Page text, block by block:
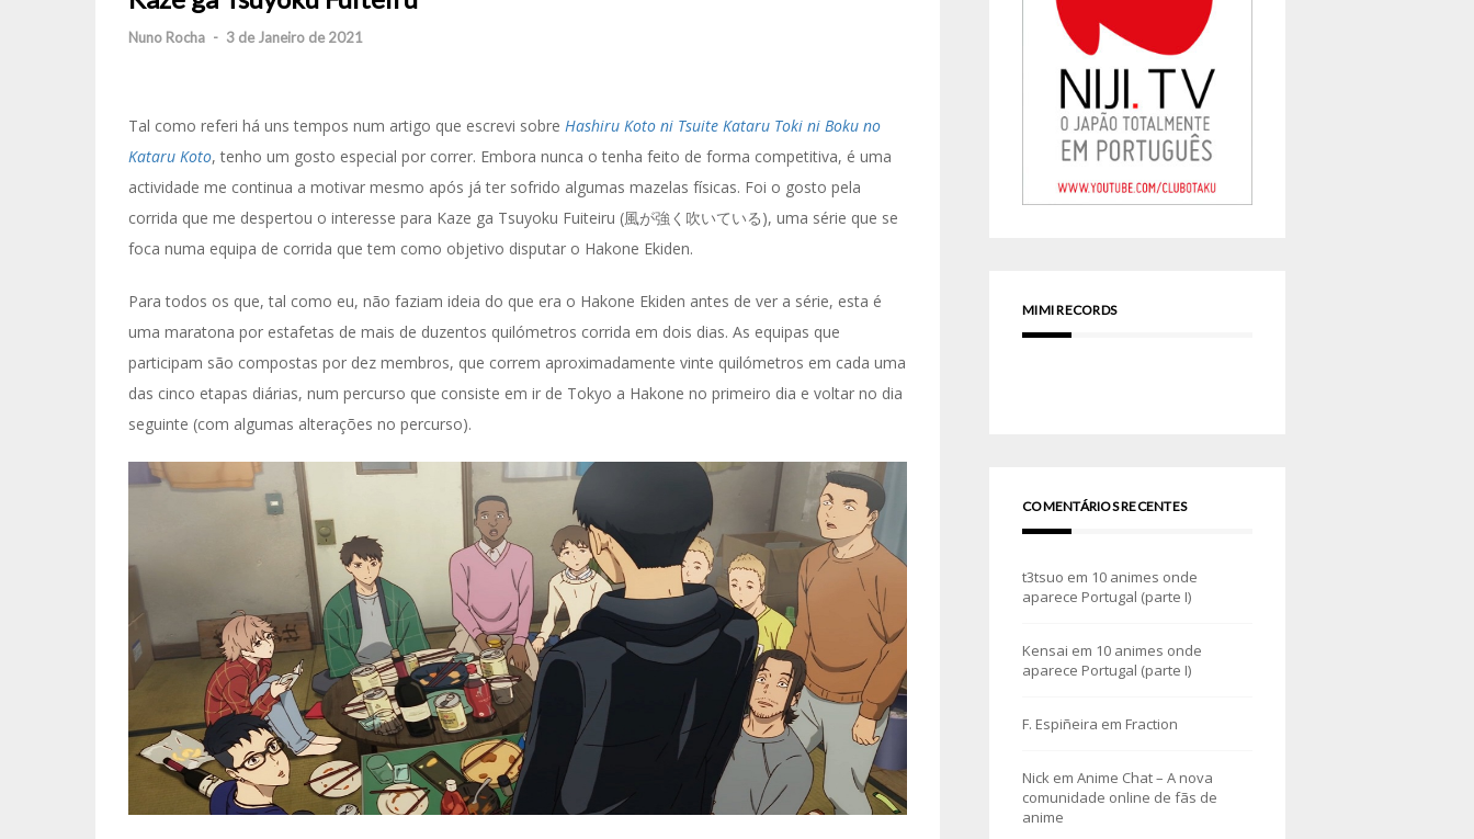
Nuno Rocha - 3 de Janeiro de 2021
Tal como referi há uns tempos num artigo que escrevi sobre Hashiru Koto ni Tsuite Kataru Toki ni Boku no
Kataru Koto, tenho um gosto especial por correr. Embora nunca o tenha feito de forma competitiva, é uma
actividade me continua a motivar mesmo após já ter sofrido algumas mazelas físicas. Foi o gosto pela
corrida que me despertou o interesse para Kaze ga Tsuyoku Fuiteiru (風が強く吹いている), uma série que se
foca numa equipa de corrida que tem como objetivo disputar o Hakone Ekiden.
Para todos os que, tal como eu, não faziam ideia do que era o Hakone Ekiden antes de ver a série, esta é
uma maratona por estafetas de mais de duzentos quilómetros corrida em dois dias. As equipas que
participam são compostas por dez membros, que correm aproximadamente vinte quilómetros em cada uma
das cinco etapas diárias, num percurso que consiste em ir de Tokyo a Hakone no primeiro dia e voltar no dia
seguinte (com algumas alterações no percurso).
MIMI RECORDS
COMENTÁRIOS RECENTES
t3tsuo em 10 animes onde
aparece Portugal (parte I)
Kensai em 10 animes onde
aparece Portugal (parte I)
F. Espiñeira em Fraction
Nick em Anime Chat – A nova
comunidade online de fãs de
anime